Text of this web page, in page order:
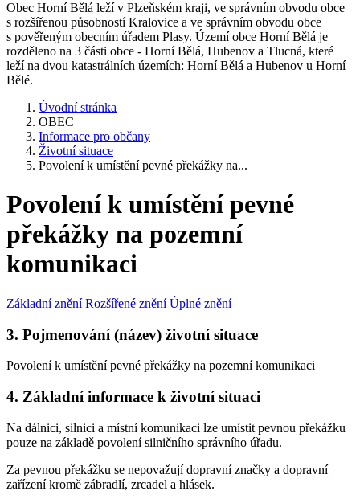
Obec Horní Bělá leží v Plzeňském kraji, ve správním obvodu obce
s rozšířenou působností Kralovice a ve správním obvodu obce
s pověřeným obecním úřadem Plasy. Území obce Horní Bělá je
rozděleno na 3 části obce - Horní Bělá, Hubenov a Tlucná, které
leží na dvou katastrálních územích: Horní Bělá a Hubenov u Horní
Bělé.
Úvodní stránka
OBEC
Informace pro občany
Životní situace
Povolení k umístění pevné překážky na...
Povolení k umístění pevné
překážky na pozemní
komunikaci
Základní znění Rozšířené znění Úplné znění
3. Pojmenování (název) životní situace
Povolení k umístění pevné překážky na pozemní komunikaci
4. Základní informace k životní situaci
Na dálnici, silnici a místní komunikaci lze umístit pevnou překážku
pouze na základě povolení silničního správního úřadu.
Za pevnou překážku se nepovažují dopravní značky a dopravní
zařízení kromě zábradlí, zrcadel a hlásek.